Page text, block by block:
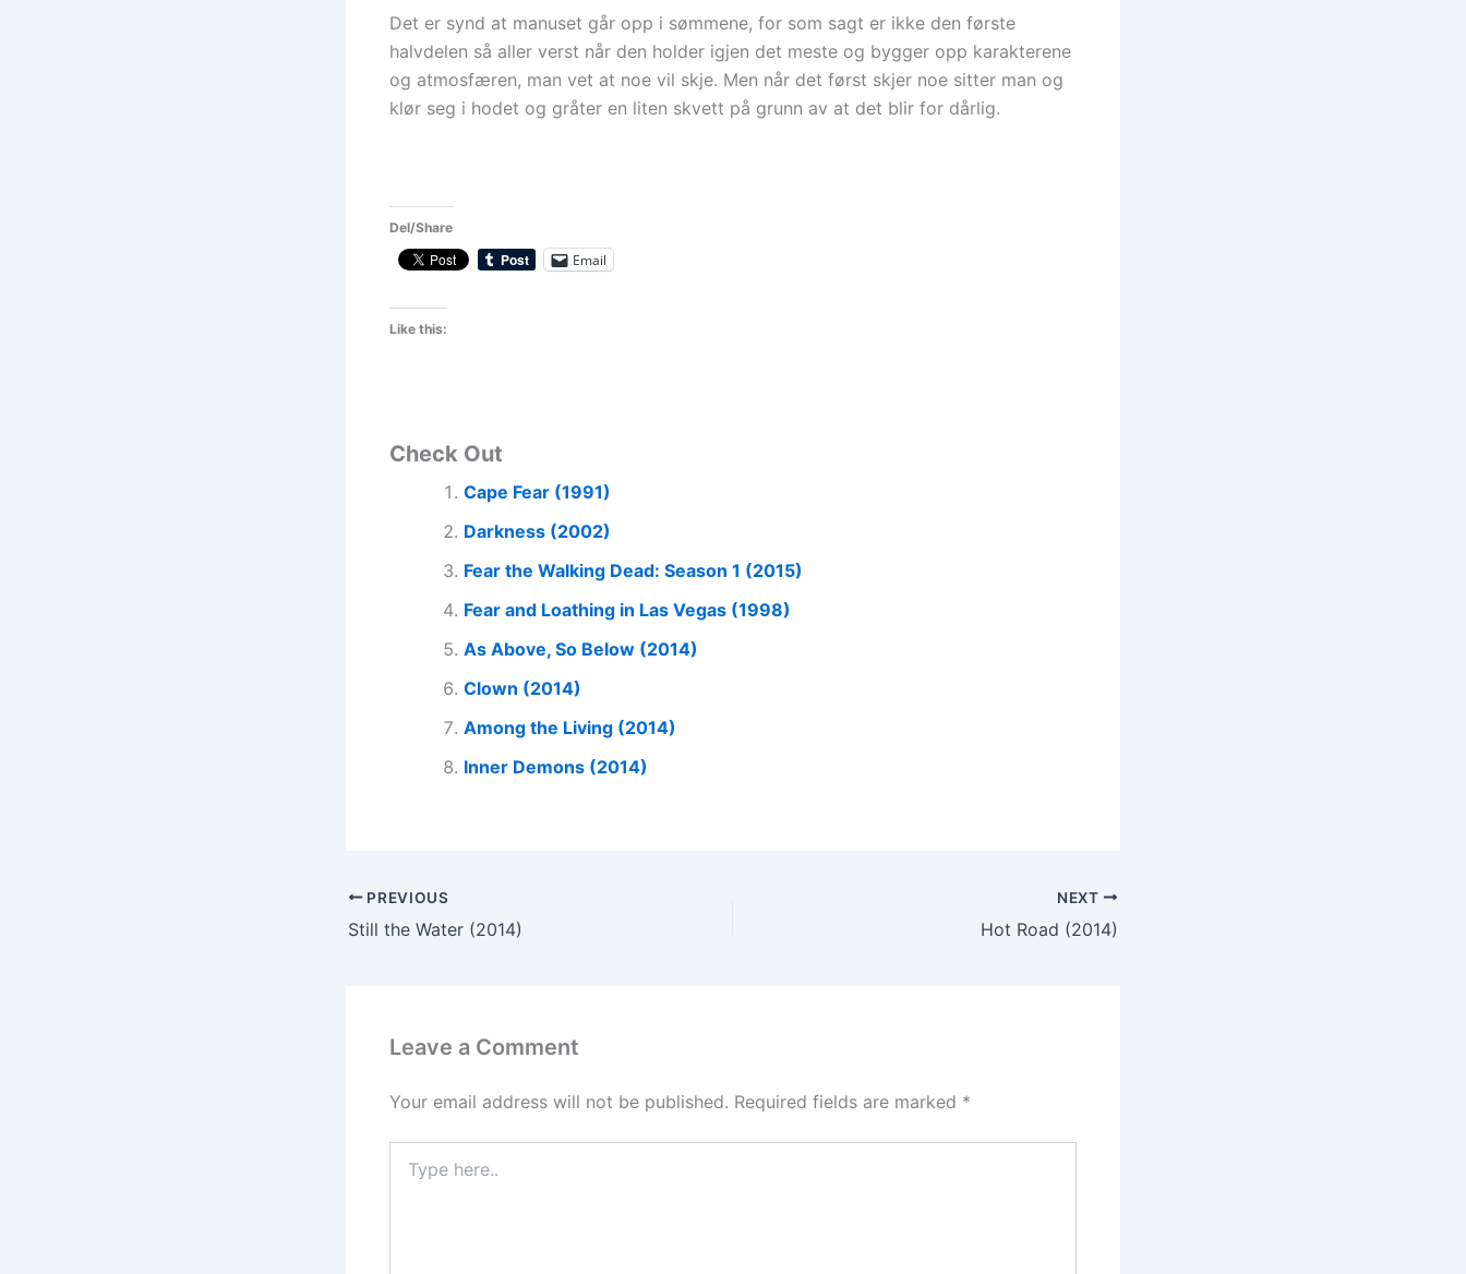
Det er synd at manuset går opp i sømmene, for som sagt er ikke den første
halvdelen så aller verst når den holder igjen det meste og bygger opp karakterene
og atmosfæren, man vet at noe vil skje. Men når det først skjer noe sitter man og
klør seg i hodet og gråter en liten skvett på grunn av at det blir for dårlig.
Del/Share
Email
Like this:
Check Out
Cape Fear (1991)
Darkness (2002)
Fear the Walking Dead: Season 1 (2015)
Fear and Loathing in Las Vegas (1998)
As Above, So Below (2014)
Clown (2014)
Among the Living (2014)
Inner Demons (2014)
PREVIOUS
Still the Water (2014)
NEXT
Hot Road (2014)
Leave a Comment
Your email address will not be published. Required fields are marked *
here..